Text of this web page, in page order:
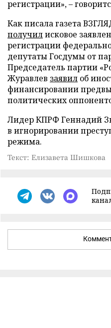
регистрации», –
Как писала газета
получилисковое
регистрации
депутаты Госдумы от
Председатель партии
Журавлев заявил об
финансировании
политических
Лидер КПРФ Геннадий
в игнорировании
режима.
Текст: Елизавета Шишкова